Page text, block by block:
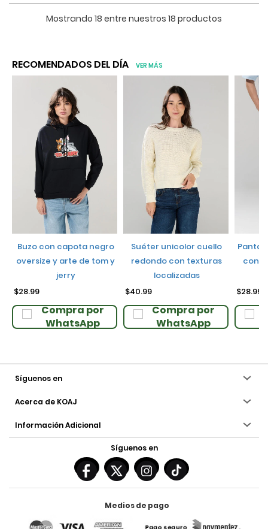
Mostrando 18 entre nuestros 18 productos
RECOMENDADOS DEL DÍA VER MÁS
buzo con capota negro
oversize y arte de tom y
jerry
$28.99
Compra por
WhatsApp
suéter unicolor cuello
redondo con texturas
localizadas
$40.99
Compra por
WhatsApp
pantalón jogger unicolor
con
$28.99
Síguenos en
Acerca de KOAJ
Información Adicional
Síguenos en
Medios de pago